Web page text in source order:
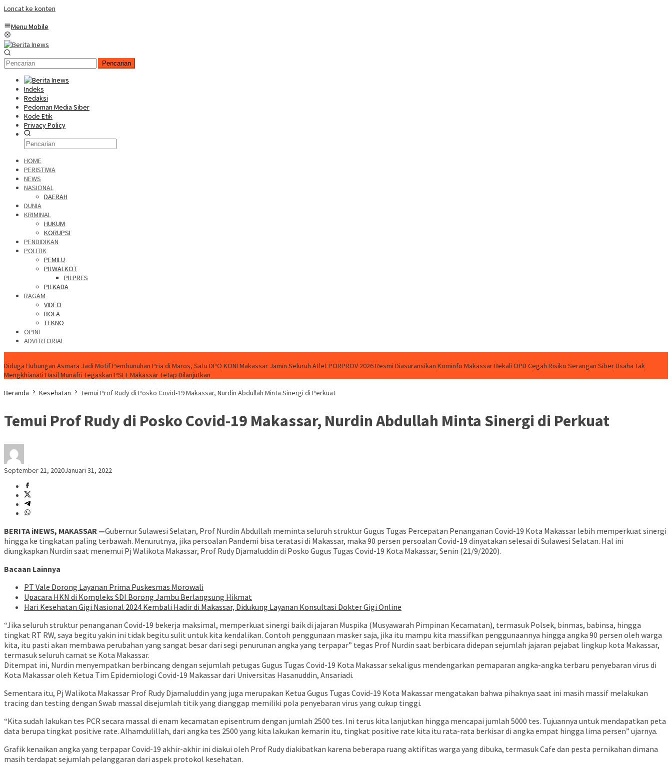
Loncat ke konten
Menu Mobile
Pencarian
Indeks
Redaksi
Pedoman Media Siber
Kode Etik
Privacy Policy
HOME
PERISTIWA
NEWS
NASIONAL
DAERAH
DUNIA
KRIMINAL
HUKUM
KORUPSI
PENDIDIKAN
POLITIK
PEMILU
PILWALKOT
PILPRES
PILKADA
RAGAM
VIDEO
BOLA
TEKNO
OPINI
ADVERTORIAL
Diduga Hubungan Asmara Jadi Motif Pembunuhan Pria di Maros, Satu DPO KONI Makassar Jamin Seluruh Atlet PORPROV 2026 Resmi Diasuransikan Kominfo Makassar Bekali OPD Cegah Risiko Serangan SiberUsaha Tak
Mengkhianati HasilMunafri Tegaskan PSEL Makassar Tetap Dilanjutkan
Beranda
Kesehatan Temui Prof Rudy di Posko Covid-19 Makassar, Nurdin Abdullah Minta Sinergi di Perkuat
Temui Prof Rudy di Posko Covid-19 Makassar, Nurdin Abdullah Minta Sinergi di Perkuat
September 21, 2020Januari 31, 2022
BERITA iNEWS, MAKASSAR —Gubernur Sulawesi Selatan, Prof Nurdin Abdullah meminta seluruh struktur Gugus Tugas Percepatan Penanganan Covid-19 Kota Makassar lebih memperkuat sinergi
hingga ke tingkatan paling terbawah. Menurutnya, jika persoalan Pandemi bisa teratasi di Makassar, maka 90 persen persoalan Covid-19 dinyatakan selesai di Sulawesi Selatan. Hal ini
diungkapkan Nurdin saat menemui Pj Walikota Makassar, Prof Rudy Djamaluddin di Posko Gugus Tugas Covid-19 Kota Makassar, Senin (21/9/2020).
Bacaan Lainnya
PT Vale Dorong Layanan Prima Puskesmas Morowali
Upacara HKN di Kompleks SDI Borong Jambu Berlangsung Hikmat
Hari Kesehatan Gigi Nasional 2024 Kembali Hadir di Makassar, Didukung Layanan Konsultasi Dokter Gigi Online
“Jika seluruh struktur penanganan Covid-19 bekerja maksimal, memperkuat sinergi baik di jajaran Muspika (Musyawarah Pimpinan Kecamatan), termasuk Polsek, binmas, babinsa, hingga
tingkat RT RW, saya begitu yakin ini tidak begitu sulit untuk kita kendalikan. Contoh penggunaan masker saja, jika itu mampu kita massifkan penggunaannya hingga angka 90 persen oleh warga
kita, itu pasti akan membawa perubahan yang sangat besar dari segi penurunan angka yang terpapar” tegas Prof Nurdin saat berbicara didepan sejumlah jajaran pejabat lingkup kota Makassar,
termasuk seluruh camat se Kota Makassar.
Ditempat ini, Nurdin menyempatkan berbincang dengan sejumlah petugas Gugus Tugas Covid-19 Kota Makassar sekaligus mendengarkan pemaparan angka-angka terbaru penyebaran virus di
Kota Makassar oleh Ketua Tim Epidemiologi Covid-19 Makassar dari Universitas Hasanuddin, Ansariadi.
Sementara itu, Pj Walikota Makassar Prof Rudy Djamaluddin yang juga merupakan Ketua Gugus Tugas Covid-19 Kota Makassar mengatakan bahwa pihaknya saat ini masih massif melakukan
tracing dan testing dengan Swab massal disejumlah titik yang dianggap memiliki pola penyebaran virus yang cukup tinggi.
“Kita sudah lakukan tes PCR secara massal di enam kecamatan episentrum dengan jumlah 2500 tes. Ini terus kita lanjutkan hingga mencapai jumlah 5000 tes. Tujuannya untuk mendapatkan peta
data berupa tingkat positive rate. Alhamdulillah, dari angka tes 2500 yang kita lakukan kemarin itu, tingkat positive rate kita itu rata-rata berkisar di angka empat hingga lima persen” ujarnya.
Grafik kenaikan angka yang terpapar Covid-19 akhir-akhir ini diakui oleh Prof Rudy diakibatkan karena beberapa ruang aktifitas warga yang dibuka, termasuk Cafe dan pesta pernikahan dimana
masih terdapat sejumlah pelanggaran dari aspek protokol kesehatan.